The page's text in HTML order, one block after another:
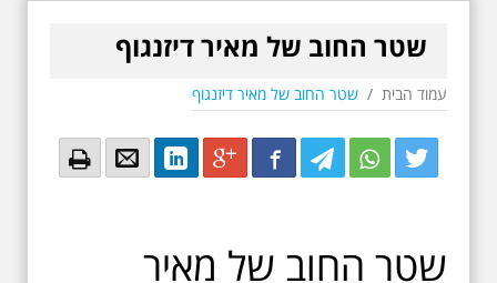
שטר החוב של מאיר דיזנגוף
עמוד הבית / שטר החוב של מאיר דיזנגוף
Twitter
Twitter
Twitter
Facebook
Google+
LinkedIn
Email
Email
שטר החוב של מאיר